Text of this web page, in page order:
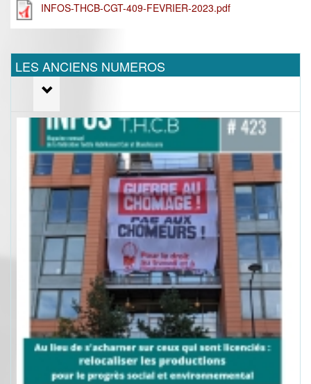
INFOS-THCB-CGT-409-FEVRIER-2023.pdf
LES ANCIENS NUMEROS